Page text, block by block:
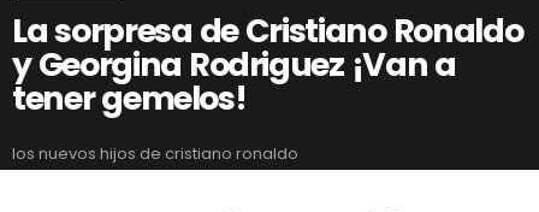
La sorpresa de Cristiano Ronaldo
y Georgina Rodriguez ¡Van a
tener gemelos!
los nuevos hijos de cristiano ronaldo